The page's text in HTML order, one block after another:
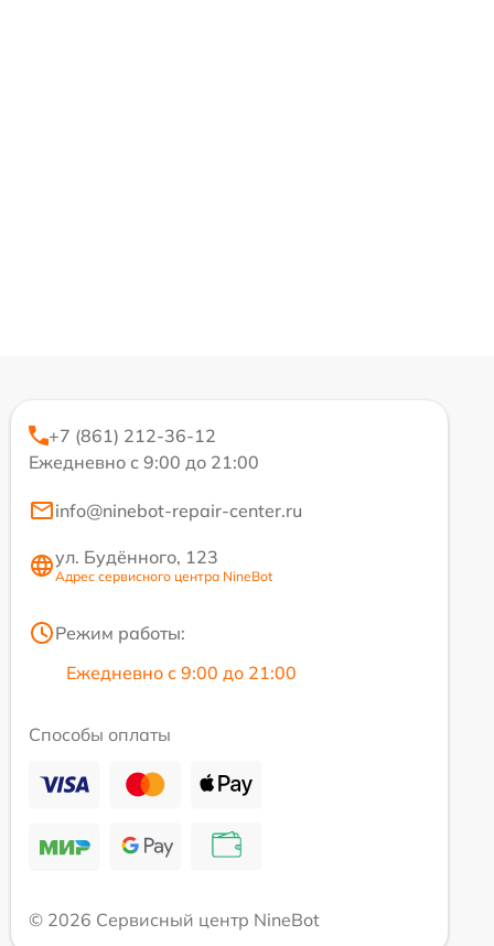
+7 (861) 212-36-12
Ежедневно с 9:00 до 21:00
info@ninebot-repair-center.ru
ул. Будённого, 123
Адрес сервисного центра NineBot
Режим работы:
Ежедневно с 9:00 до 21:00
Способы оплаты
© 2026 Сервисный центр NineBot